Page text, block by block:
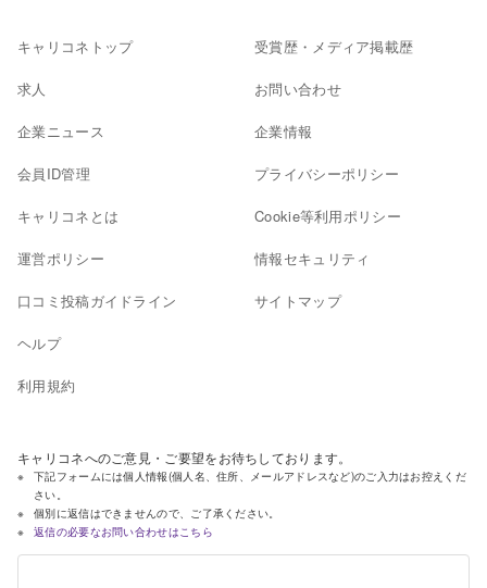
キャリコネトップ
求人
企業ニュース
会員ID管理
キャリコネとは
運営ポリシー
口コミ投稿ガイドライン
ヘルプ
利用規約
受賞歴・メディア掲載歴
お問い合わせ
企業情報
プライバシーポリシー
Cookie等利用ポリシー
情報セキュリティ
サイトマップ
キャリコネへのご意見・ご要望をお待ちしております。
下記フォームには個人情報(個人名、住所、メールアドレスなど)のご入力はお控えくだ
さい。
個別に返信はできませんので、ご了承ください。
返信の必要なお問い合わせはこちら